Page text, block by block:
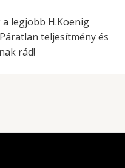
a legjobb H.Koenig
teljesítmény és
rád!